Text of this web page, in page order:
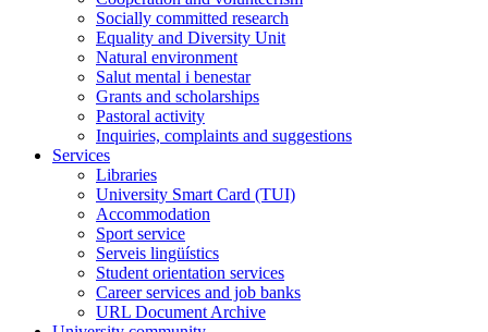
Socially committed research
Equality and Diversity Unit
Natural environment
Salut mental i benestar
Grants and scholarships
Pastoral activity
Inquiries, complaints and suggestions
Services
Libraries
University Smart Card (TUI)
Accommodation
Sport service
Serveis lingüístics
Student orientation services
Career services and job banks
URL Document Archive